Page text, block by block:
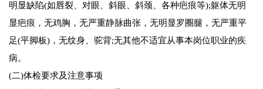
明显缺陷(如唇裂、对眼、斜眼、斜颈、各种疤痕等);躯体无明
显疤痕，无鸡胸，无严重静脉曲张，无明显罗圈腿，无严重平
足(平脚板)，无纹身、驼背;无其他不适宜从事本岗位职业的疾
病。
(二)体检要求及注意事项